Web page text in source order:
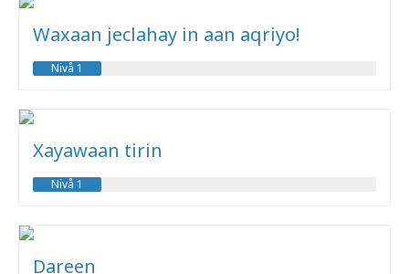
Waxaan jeclahay in aan aqriyo!
Nivå 1
Xayawaan tirin
Nivå 1
Dareen